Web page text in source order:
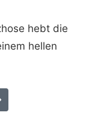
hebt die
hellen
Code